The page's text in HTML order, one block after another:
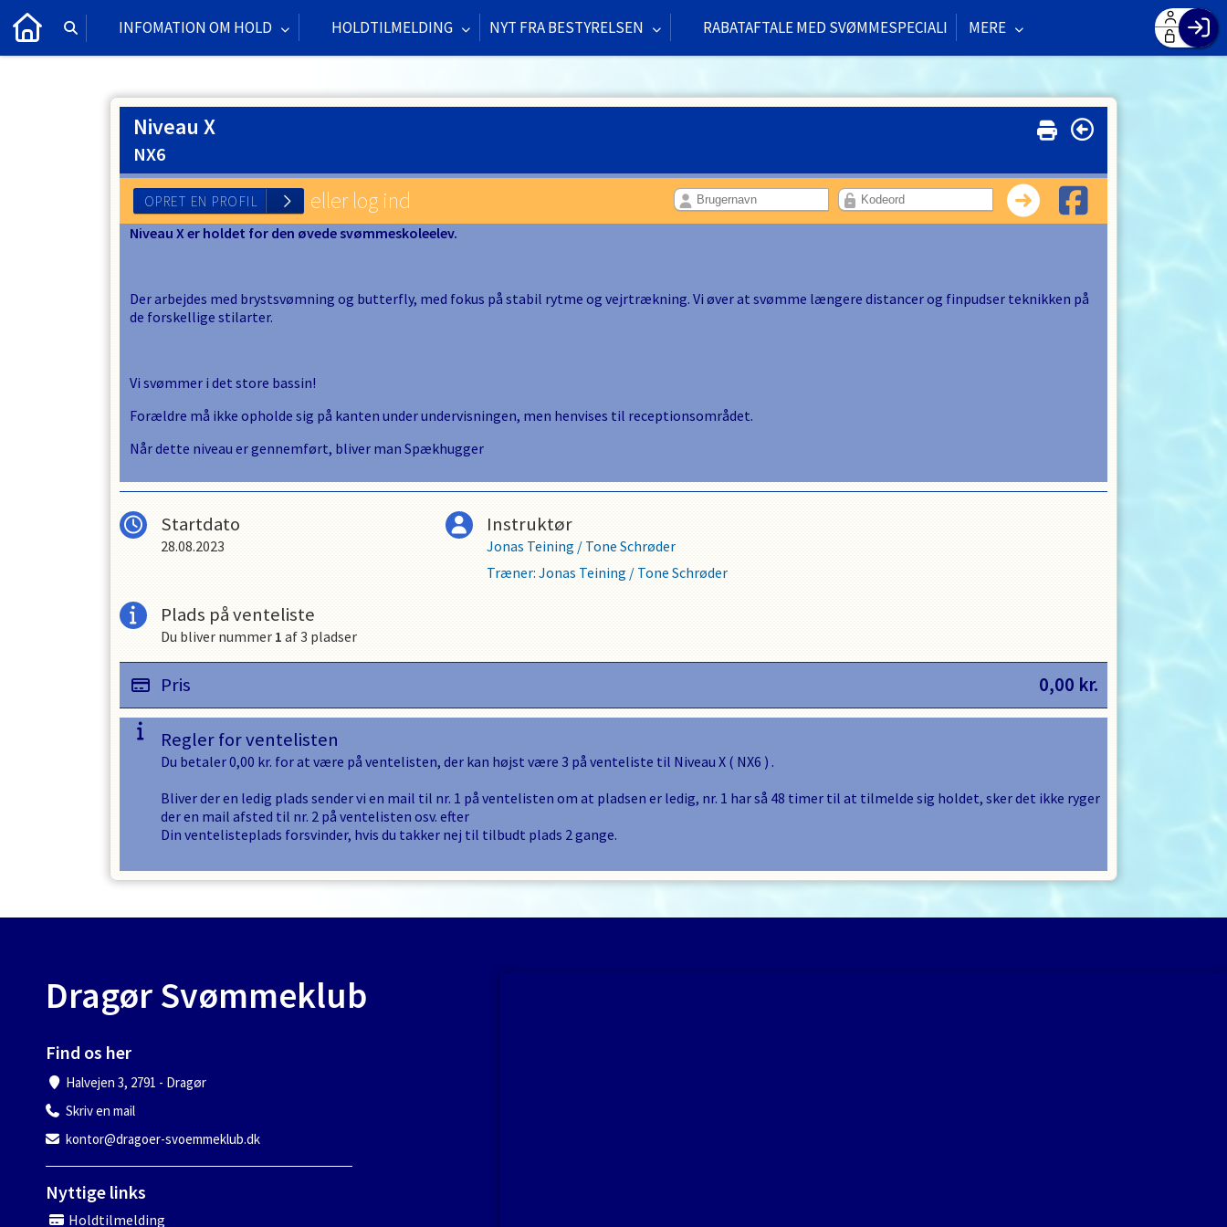
INFOMATION OM HOLD HOLDTILMELDING NYT FRA BESTYRELSEN RABATAFTALE MED SVØMMESPECIALI MERE
Niveau X
NX6
eller log ind
Niveau X er holdet for den øvede svømmeskoleelev.
Der arbejdes med brystsvømning og butterfly, med fokus på stabil rytme og vejrtrækning. Vi øver at svømme længere distancer og finpudser teknikken på
de forskellige stilarter.
Vi svømmer i det store bassin!
Forældre må ikke opholde sig på kanten under undervisningen, men henvises til receptionsområdet.
Når dette niveau er gennemført, bliver man Spækhugger
Startdato
28.08.2023
Instruktør
Jonas Teining / Tone Schrøder
Træner: Jonas Teining / Tone Schrøder
Plads på venteliste
Du bliver nummer 1 af3 pladser
Pris 0,00 kr.
Regler for ventelisten
Du betaler0,00 kr. for at være på ventelisten, der kan højst være 3 på venteliste til Niveau X ( NX6 ) .
Bliver der en ledig plads sender vi en mail til nr. 1 på ventelisten om at pladsen er ledig, nr. 1 har så 48 timer til at tilmelde sig holdet, sker det ikke ryger
der en mail afsted til nr. 2 på ventelisten osv. efter
Din ventelisteplads forsvinder, hvis du takker nej til tilbudt plads 2gange.
Dragør Svømmeklub
Find os her
Halvejen 3, 2791 - Dragør
Skriv en mail
kontor@dragoer-svoemmeklub.dk
Nyttige links
Holdtilmelding